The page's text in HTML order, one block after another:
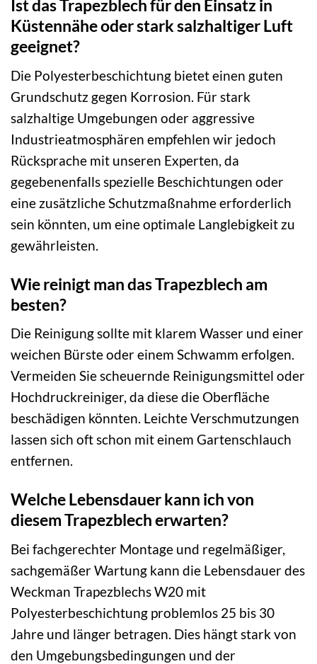
Ist das Trapezblech für den Einsatz in
Küstennähe oder stark salzhaltiger Luft
geeignet?
Die Polyesterbeschichtung bietet einen guten
Grundschutz gegen Korrosion. Für stark
salzhaltige Umgebungen oder aggressive
Industrieatmosphären empfehlen wir jedoch
Rücksprache mit unseren Experten, da
gegebenenfalls spezielle Beschichtungen oder
eine zusätzliche Schutzmaßnahme erforderlich
sein könnten, um eine optimale Langlebigkeit zu
gewährleisten.
Wie reinigt man das Trapezblech am
besten?
Die Reinigung sollte mit klarem Wasser und einer
weichen Bürste oder einem Schwamm erfolgen.
Vermeiden Sie scheuernde Reinigungsmittel oder
Hochdruckreiniger, da diese die Oberfläche
beschädigen könnten. Leichte Verschmutzungen
lassen sich oft schon mit einem Gartenschlauch
entfernen.
Welche Lebensdauer kann ich von
diesem Trapezblech erwarten?
Bei fachgerechter Montage und regelmäßiger,
sachgemäßer Wartung kann die Lebensdauer des
Weckman Trapezblechs W20 mit
Polyesterbeschichtung problemlos 25 bis 30
Jahre und länger betragen. Dies hängt stark von
den Umgebungsbedingungen und der